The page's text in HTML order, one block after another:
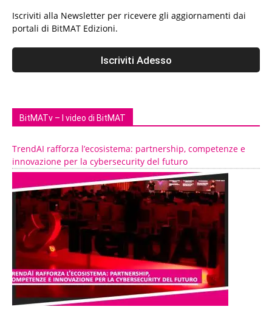
Iscriviti alla Newsletter per ricevere gli aggiornamenti dai
portali di BitMAT Edizioni.
BitMATv – I video di BitMAT
TrendAI rafforza l’ecosistema: partnership, competenze e
innovazione per la cybersecurity del futuro